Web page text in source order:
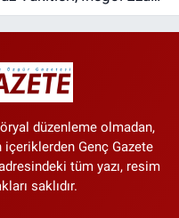
Ağustos 2026
düzenleme olmadan,
Genç Gazete
tüm yazı, resim
saklıdır.